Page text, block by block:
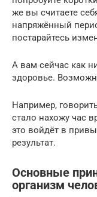
же вы считаете
напряжённый
постарайтесь
А вам сейчас как
здоровье.
Например,
стало нахожу час
это войдёт в
результат.
Основные
организм